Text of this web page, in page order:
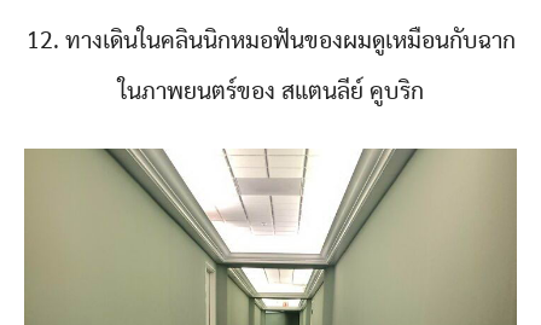
12. ทางเดินในคลินนิกหมอฟันของผมดูเหมือนกับฉาก
ในภาพยนตร์ของ สแตนลีย์ คูบริก